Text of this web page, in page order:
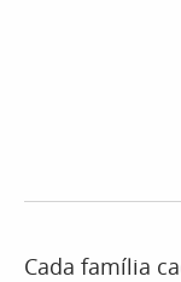
Cada família